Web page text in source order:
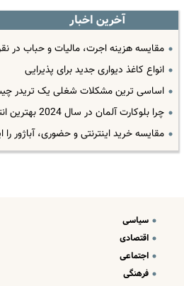
آخرین اخبار
مقایسه هزینه اجرت، مالیات و حباب در
انواع کاغذ دیواری جدید برای پذیرایی
اساسی ترین مشکلات شغلی یک تریدر
چرا بلوکارت آلمان در سال 2024 بهترین انتخاب است؟
مقایسه خرید اینترنتی و حضوری، آباژور
سیاسی
اقتصادی
اجتماعی
فرهنگی